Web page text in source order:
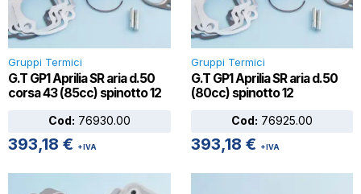
Gruppi Termici
G.T GP1 Aprilia SR aria d.50
corsa 43 (85cc) spinotto 12
Cod: 76930.00
393,18 € +IVA
Gruppi Termici
G.T GP1 Aprilia SR aria d.50
(80cc) spinotto 12
Cod: 76925.00
393,18 € +IVA